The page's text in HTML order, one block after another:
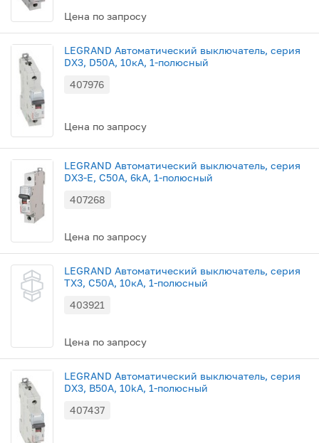
Цена по запросу
LEGRAND Автоматический выключатель, серия
DX3, D50A, 10кА, 1-полюсный
407976
Цена по запросу
LEGRAND Автоматический выключатель, серия
DX3-E, С50A, 6kA, 1-полюсный
407268
Цена по запросу
LEGRAND Автоматический выключатель, серия
TX3, C50A, 10кА, 1-полюсный
403921
Цена по запросу
LEGRAND Автоматический выключатель, серия
DX3, B50A, 10kA, 1-полюсный
407437